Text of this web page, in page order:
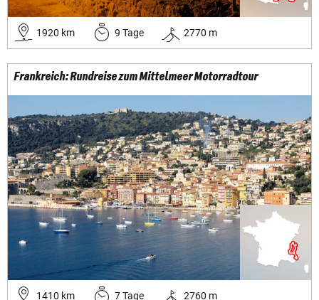
1920 km 9 Tage 2770 m
Frankreich: Rundreise zum Mittelmeer Motorradtour
1410 km 7Tage 2760 m